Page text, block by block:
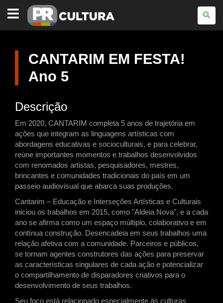
PARANÁ
CULTURA
CANTARIM EM FESTA!
Ano 5
Descrição
Em 2020, CANTARIM completa 5 anos de trajetória em
ações que integram as linguagens artísticas com
abordagens educativas e socioculturais, e para celebrar,
reúne importantes momentos e trabalhos desenvolvidos
com renomados artistas, pesquisadores, mestres,
brincantes e comunidades tradicionais do país em um
passeio audiovisual que abarca suas produções.
Cantarim – Educação e Interseções Artísticas e Culturais
iniciou os trabalhos em 2015, como "Aldeia Nova", e a cada
ano se afirma como um espaço múltiplo, colaborativo e em
contínua construção. Desencadeia em seus trabalhos uma
relação afetiva com a comunidade. Parceiros e públicos,
se tornam agentes construtores das ações para preservar
as características singulares de cada ação e potencializar
o compartilhamento de disparadores criativos para o
desenvolvimento de seus trabalhos.
Seu foco está relacionado especialmente às culturas